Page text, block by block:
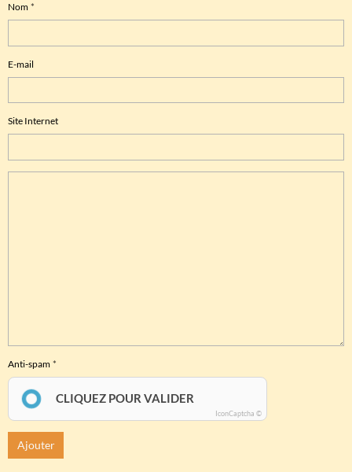
Nom
E-mail
Site Internet
Anti-spam
CLIQUEZ POUR VALIDER
IconCaptcha ©
Ajouter